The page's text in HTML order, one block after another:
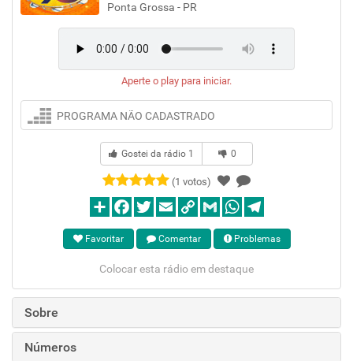
Ponta Grossa - PR
Aperte o play para iniciar.
PROGRAMA NÃO CADASTRADO
Gostei da rádio 1 0
(1 votos)
Favoritar Comentar Problemas
Colocar esta rádio em destaque
Sobre
Números